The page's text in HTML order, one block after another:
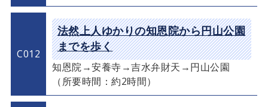
C012
法然上人ゆかりの知恩院から円山公園
までを歩く
知恩院→安養寺→吉水弁財天→円山公園
（所要時間：約2時間）